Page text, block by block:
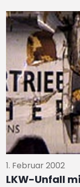
1. Februar 2002
LKW-Unfall